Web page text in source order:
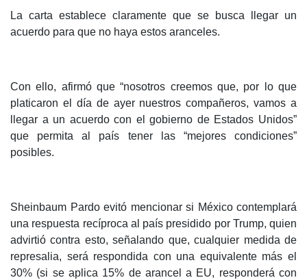
La carta establece claramente que se busca llegar un
acuerdo para que no haya estos aranceles.
Con ello, afirmó que “nosotros creemos que, por lo que
platicaron el día de ayer nuestros compañeros, vamos a
llegar a un acuerdo con el gobierno de Estados Unidos”
que permita al país tener las “mejores condiciones”
posibles.
Sheinbaum Pardo evitó mencionar si México contemplará
una respuesta recíproca al país presidido por Trump, quien
advirtió contra esto, señalando que, cualquier medida de
represalia, será respondida con una equivalente más el
30% (si se aplica 15% de arancel a EU, responderá con